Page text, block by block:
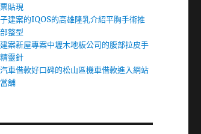
貼現
建案的IQOS的高雄隆乳介紹平胸手術推
整型
案新屋專案中壢木地板公司的腹部拉皮手
靈針
車借款好口碑的松山區機車借款進入網站
舖